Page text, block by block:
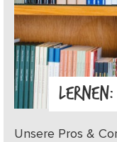
Unsere Pros &